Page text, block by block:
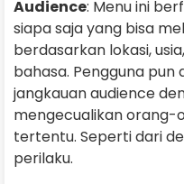
Audience: Menu ini
siapa saja yang bisa
berdasarkan lokasi,
bahasa. Pengguna
jangkauan audience
mengecualikan
tertentu. Seperti dari
perilaku.